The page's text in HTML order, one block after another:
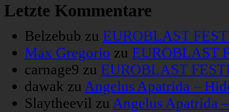
Letzte Kommentare
Belzebub zu EUROBLAST
Max Gregorio zu EUROBLAST
carnage9 zu EUROBLAST
dawak zu Angelus Apatrida –
Slaytheevil zu Angelus Apatrida